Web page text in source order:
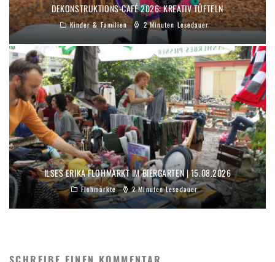
DEKONSTRUKTIONS-CAFÉ 2026: KREATIV TÜFTELN
Kinder & Familien 2 Minuten Lesedauer
ILSES ERIKA FLOHMARKT IM BIERGARTEN | 15.08.2026
Flohmärkte 2 Minuten Lesedauer